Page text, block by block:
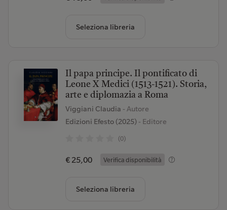
Seleziona libreria
Il papa principe. Il pontificato di
Leone X Medici (1513-1521). Storia,
arte e diplomazia a Roma
Viggiani Claudia - Autore
Edizioni Efesto (2025)- Editore
(0)
€ 25,00 Verifica disponibilità
Seleziona libreria